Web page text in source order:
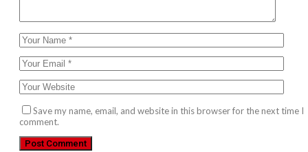
Save my name, email, and website in this browser for the next time I
comment.